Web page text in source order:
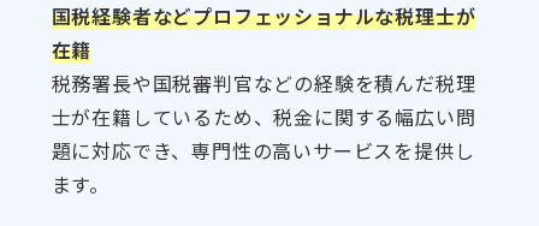
国税経験者などプロフェッショナルな税理士が
在籍
税務署長や国税審判官などの経験を積んだ税理
士が在籍しているため、税金に関する幅広い問
題に対応でき、専門性の高いサービスを提供し
ます。